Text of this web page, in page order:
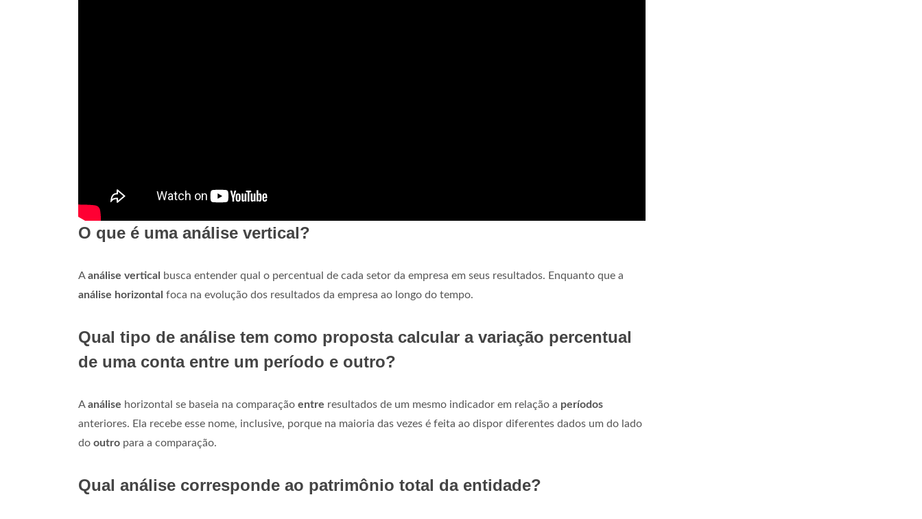
O que é uma análise vertical?
Aanálise vertical
busca entender qual o percentual de cada setor da empresa em seus resultados. Enquanto que a
análise horizontal foca na evolução dos resultados da empresa ao longo do tempo.
Qual tipo de análise tem como proposta calcular a variação percentual
de uma conta entre um período e outro?
Aanálise horizontal se baseia na comparação entre resultados de um mesmo indicador em relação a períodos
anteriores. Ela recebe esse nome, inclusive, porque na maioria das vezes é feita ao dispor diferentes dados um do lado
do outro para a comparação.
Qual análise corresponde ao patrimônio total da entidade?